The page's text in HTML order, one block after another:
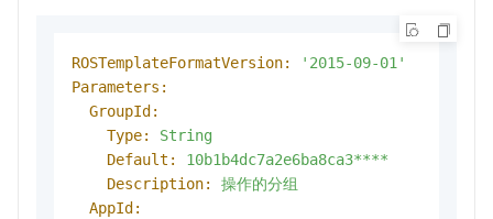
ROSTemplateFormatVersion:
'2015-09-01'
Parameters:
GroupId:
Type:
String
Default:
10b1b4dc7a2e6ba8ca3****
Description:
操作的分组
AppId: